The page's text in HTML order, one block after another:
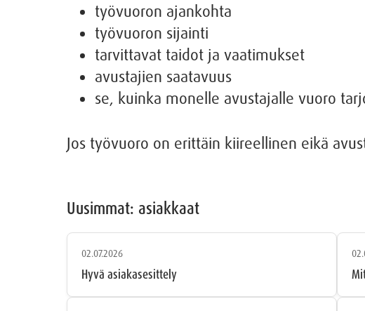
työvuoron ajankohta
työvuoron sijainti
tarvittavat taidot ja vaatimukset
avustajien saatavuus
se, kuinka monelle avustajalle vuoro
Jos työvuoro on erittäin kiireellinen eikä
Uusimmat: asiakkaat
02.07.2026
Hyvä asiakasesittely